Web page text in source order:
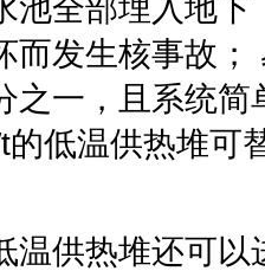
池全部埋入地
而发生核事故
之一，且系统
的低温供热堆可
供热堆还可以